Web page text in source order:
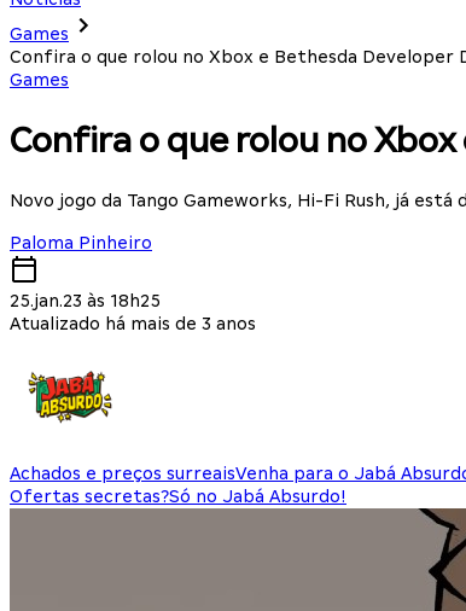
Games
Confira o que rolou no Xbox e Bethesda
Games
Confira o que rolou no
Novo jogo da Tango Gameworks, Hi-Fi Rush, já está
Paloma Pinheiro
25.jan.23 às 18h25
Atualizado há mais de 3 anos
Achados e preços surreaisVenha para o Jabá
Ofertas secretas?Só no Jabá Absurdo!